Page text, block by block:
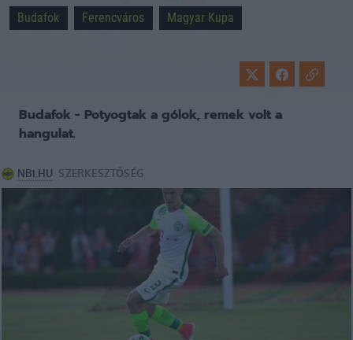
Budafok Ferencváros Magyar Kupa
Budafok - Potyogtak a gólok, remek volt a
hangulat.